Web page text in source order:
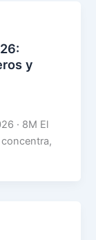
y
· 8M El